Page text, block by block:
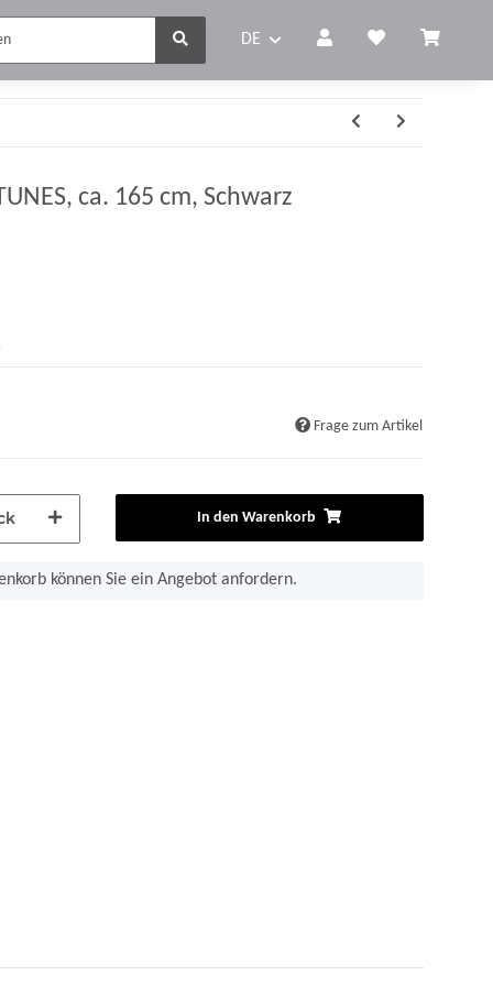
DE
ca. 165 cm, Schwarz
Frage zum Artikel
In den Warenkorb
können Sie ein Angebot anfordern.